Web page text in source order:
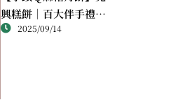
興糕餅｜百大伴手禮推
薦的綿密酥香新體驗
2025/09/14